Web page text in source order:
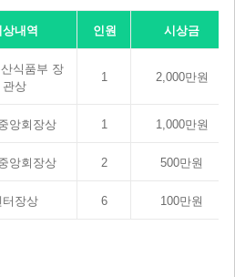
상내역 인원 시상금
식품부 장
관상
1 2,000만원
앙회장상 1 1,000만원
앙회장상 2 500만원
터장상 6 100만원